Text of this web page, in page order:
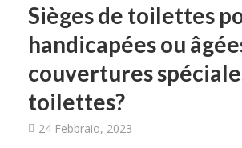
Sièges de toilettes
handicapées ou
couvertures
toilettes?
24 Febbraio, 2023